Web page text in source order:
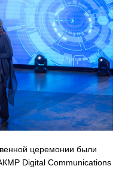
церемонии были
Digital Communications